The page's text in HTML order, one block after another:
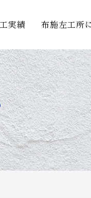
実績 布施左工所